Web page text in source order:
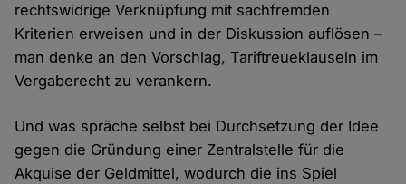
rechtswidrige Verknüpfung mit sachfremden
Kriterien erweisen und in der Diskussion auflösen –
man denke an den Vorschlag, Tariftreueklauseln im
Vergaberecht zu verankern.
Und was spräche selbst bei Durchsetzung der Idee
gegen die Gründung einer Zentralstelle für die
Akquise der Geldmittel, wodurch die ins Spiel